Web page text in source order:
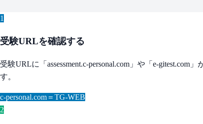
1
受験URLを確認する
受験URLに「assessment.c-personal.com」や「e-
す。
c-personal.com＝TG-WEB
2